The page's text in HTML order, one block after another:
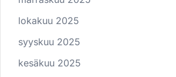
lokakuu 2025
syyskuu 2025
kesäkuu 2025